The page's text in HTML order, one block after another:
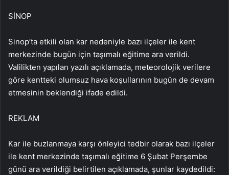
SİNOP
Sinop’ta etkili olan kar nedeniyle bazı ilçeler ile kent
merkezinde bugün için taşımalı eğitime ara verildi.
Valilikten yapılan yazılı açıklamada, meteorolojik verilere
göre kentteki olumsuz hava koşullarının bugün de devam
etmesinin beklendiği ifade edildi.
REKLAM
Kar ile buzlanmaya karşı önleyici tedbir olarak bazı ilçeler
ile kent merkezinde taşımalı eğitime 6 Şubat Perşembe
günü ara verildiği belirtilen açıklamada, şunlar kaydedildi: